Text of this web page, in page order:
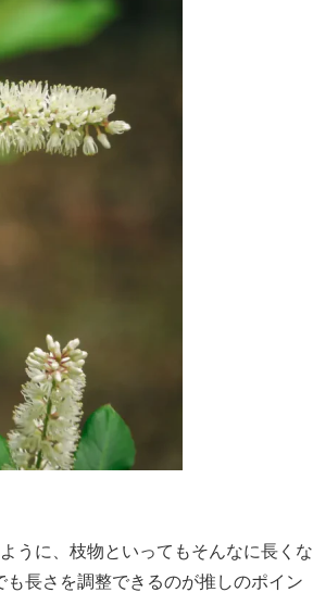
うに、枝物といってもそんなに長くな
長さを調整できるのが推しのポイン